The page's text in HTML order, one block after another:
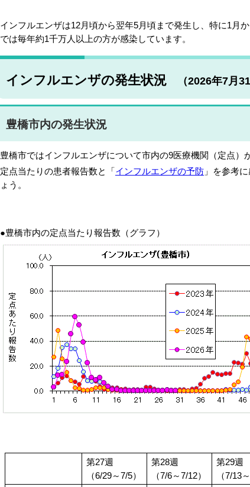
インフルエンザは12月頃から翌年5月頃まで発生し、特に1月
では毎年約1千万人以上の方が感染しています。
インフルエンザの発生状況 （2026年7月
豊橋市内の発生状況
豊橋市ではインフルエンザについて市内の9医療機関（定点）
定点当たりの患者報告数と「インフルエンザの予防 」を参考
ょう。
●豊橋市内の定点当たり報告数（グラフ）
第27週
（6/29～7/5）
第28週
（7/6～7/12）
第29週
（7/13